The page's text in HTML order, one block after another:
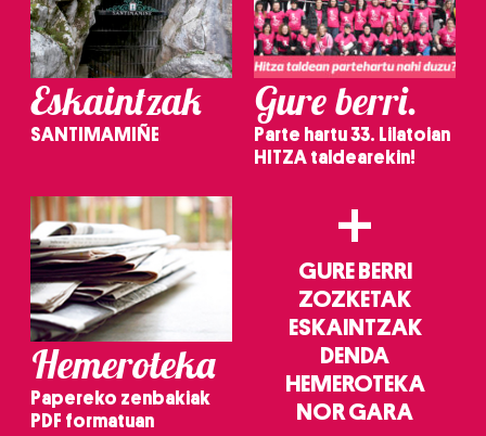
Eskaintzak
SANTIMAMIÑE
Gure berri.
Parte hartu 33. Lilatoian
HITZA taldearekin!
Hemeroteka
Papereko zenbakiak
PDF formatuan
+
GURE BERRI
ZOZKETAK
ESKAINTZAK
DENDA
HEMEROTEKA
NOR GARA